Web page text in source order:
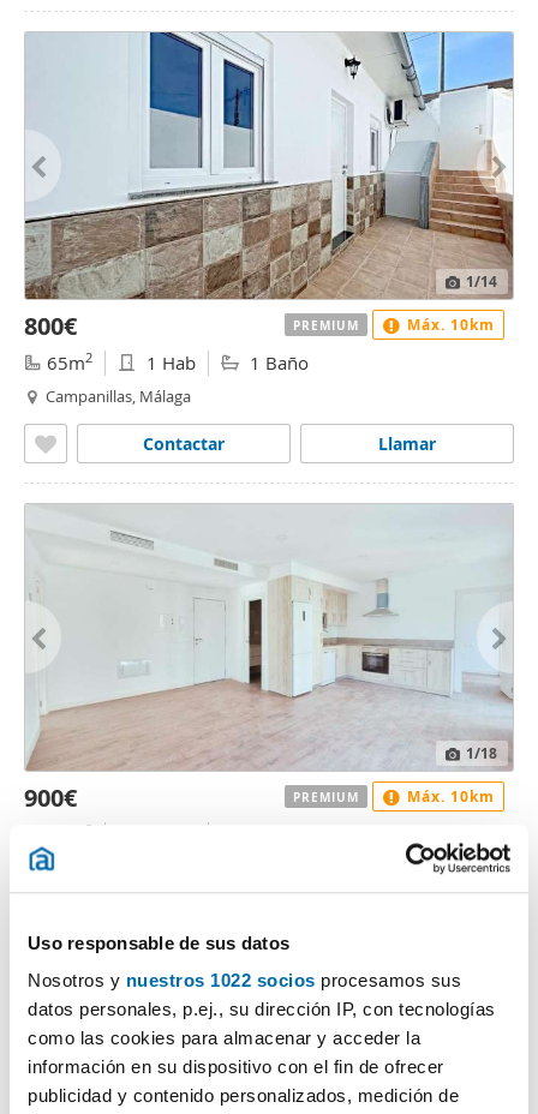
Uso responsable de sus datos
Nosotros y nuestros 1022 socios procesamos sus
datos personales, p.ej., su dirección IP, con tecnologías
como las cookies para almacenar y acceder la
información en su dispositivo con el fin de ofrecer
publicidad y contenido personalizados, medición de
1/14
800€
65m2 1 Hab 1 Baño
Campanillas, Málaga
Llamar
Contactar
PREMIUM Máx. 10km
1/18
900€
2
Almogia
PREMIUM Máx. 10km